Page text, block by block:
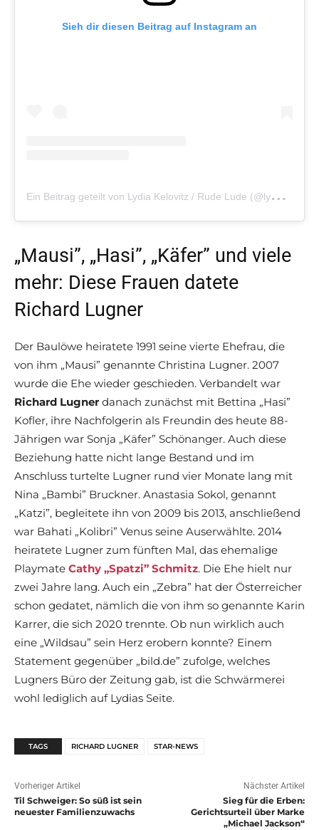
Sieh dir diesen Beitrag auf Instagram an
E
in Beitrag geteilt von Lydia Kelovitz / Rude Lude (@lydiakelovitz)
„Mausi”, „Hasi”, „Käfer” und viele
mehr: Diese Frauen datete
Richard Lugner
Der Baulöwe heiratete 1991 seine vierte Ehefrau, die
von ihm „Mausi” genannte Christina Lugner. 2007
wurde die Ehe wieder geschieden. Verbandelt war
Richard Lugner danach zunächst mit Bettina „Hasi”
Kofler, ihre Nachfolgerin als Freundin des heute 88-
Jährigen war Sonja „Käfer” Schönanger. Auch diese
Beziehung hatte nicht lange Bestand und im
Anschluss turtelte Lugner rund vier Monate lang mit
Nina „Bambi” Bruckner. Anastasia Sokol, genannt
„Katzi”, begleitete ihn von 2009 bis 2013, anschließend
war Bahati „Kolibri” Venus seine Auserwählte. 2014
heiratete Lugner zum fünften Mal, das ehemalige
Playmate Cathy „Spatzi” Schmitz. Die Ehe hielt nur
zwei Jahre lang. Auch ein „Zebra” hat der Österreicher
schon gedatet, nämlich die von ihm so genannte Karin
Karrer, die sich 2020 trennte. Ob nun wirklich auch
eine „Wildsau” sein Herz erobern konnte? Einem
Statement gegenüber „bild.de” zufolge, welches
Lugners Büro der Zeitung gab, ist die Schwärmerei
wohl lediglich auf Lydias Seite.
TAGS RICHARD LUGNER STAR-NEWS
Vorheriger Artikel
Til Schweiger: So süß ist sein
neuester Familienzuwachs
Nächster Artikel
Sieg für die Erben:
Gerichtsurteil über Marke
„Michael Jackson“